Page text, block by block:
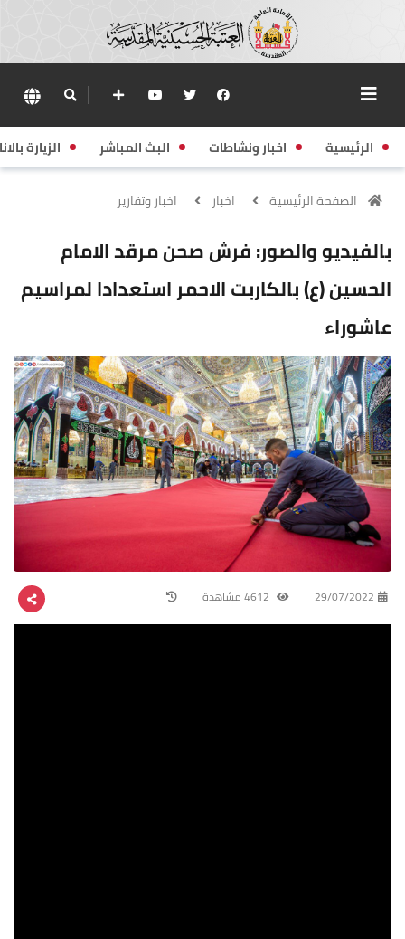
الرئيسية اخبار ونشاطات البث المباشر الزيارة
الصفحة الرئيسية اخبار اخبار وتقارير
بالفيديو والصور: فرش صحن مرقد الامام
الحسين (ع) بالكاربت الاحمر استعدادا لمراسيم
عاشوراء
29/07/2022